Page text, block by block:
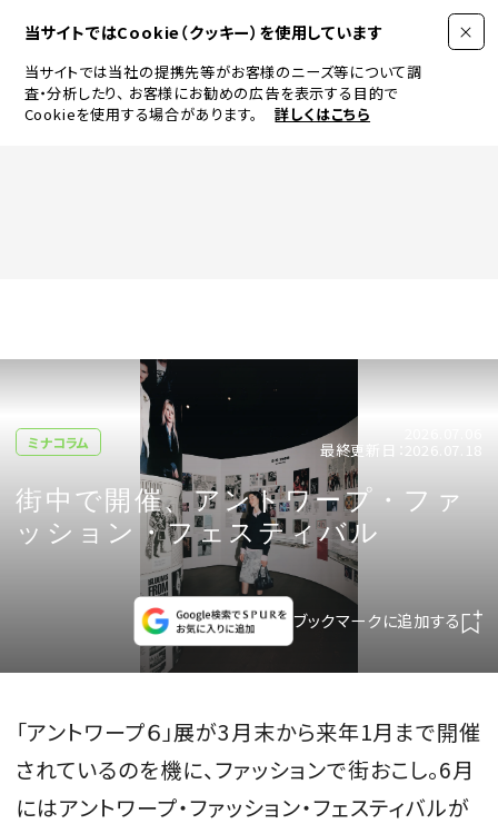
当サイトではCookie（クッキー）を使用しています
当サイトでは当社の提携先等がお客様のニーズ等について調
査・分析したり、 お客様にお勧めの広告を表示する目的で
Cookieを使用する場合があります。
詳しくはこちら
JEWELRY & WATCH
LIFESTYLE
CULTURE
CELEBRITY
COLLECTION
FORTUNE
ミナコラム 最終更新日：2026.07.18
街中で開催、アントワープ・ファ
ッション・フェスティバル
ブックマークに追加する
「アントワープ６」展が3月末から来年1月まで開催
されているのを機に、ファッションで街おこし。6月
にはアントワープ・ファッション・フェスティバルが